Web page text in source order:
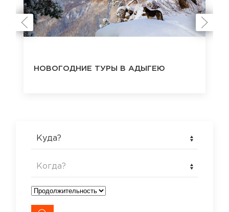
НОВОГОДНИЕ ТУРЫ В АДЫГЕЮ
Куда?
Когда?